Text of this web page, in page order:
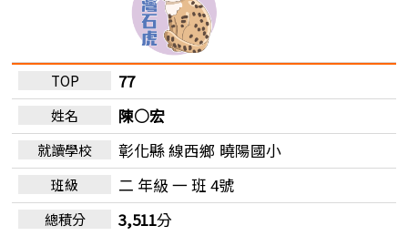
77
陳○宏
彰化縣 線西鄉 曉陽國小
二 年級 一 班 4號
3,511分